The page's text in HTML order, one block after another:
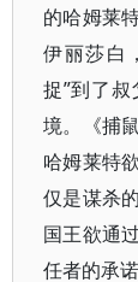
的哈姆莱
伊丽莎白
捉”到了
境。《捕
哈姆莱特
仅是谋杀
国王欲通
任者的承诺